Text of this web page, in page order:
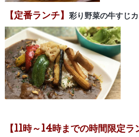
【定番ランチ】 彩り野菜の牛すじ
【11時～14時までの時間限定ラ